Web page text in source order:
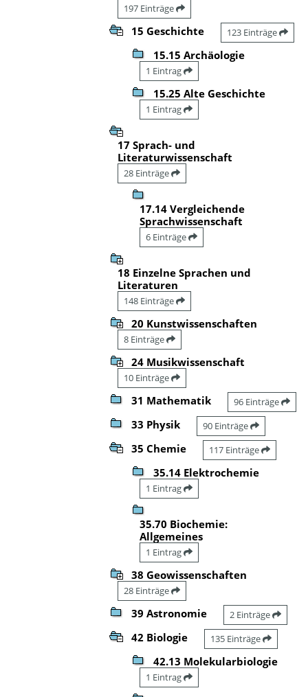
197 Einträge
15 Geschichte 123 Einträge
15.15 Archäologie
1 Eintrag
15.25 Alte Geschichte
1 Eintrag
17 Sprach- und
Literaturwissenschaft
28 Einträge
17.14 Vergleichende
Sprachwissenschaft
6 Einträge
18 Einzelne Sprachen und
Literaturen
148 Einträge
20 Kunstwissenschaften
8 Einträge
24 Musikwissenschaft
10 Einträge
31 Mathematik 96 Einträge
33 Physik 90 Einträge
35 Chemie 117 Einträge
35.14 Elektrochemie
1 Eintrag
35.70 Biochemie:
Allgemeines
1 Eintrag
38 Geowissenschaften
28 Einträge
39 Astronomie 2 Einträge
42 Biologie 135 Einträge
42.13 Molekularbiologie
1 Eintrag